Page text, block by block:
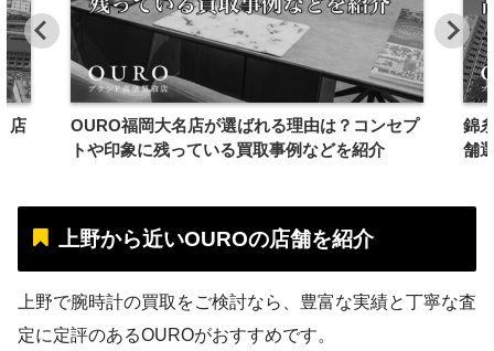
店
OURO福岡大名店が選ばれる理由は？コンセプ
トや印象に残っている買取事例などを紹介
錦
舗
上野から近いOUROの店舗を紹介
上野で腕時計の買取をご検討なら、豊富な実績と丁寧な査
定に定評のあるOUROがおすすめです。